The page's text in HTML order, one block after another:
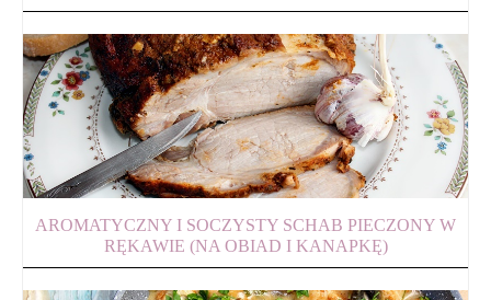
AROMATYCZNY I SOCZYSTY SCHAB PIECZONY W
RĘKAWIE (NA OBIAD I KANAPKĘ)